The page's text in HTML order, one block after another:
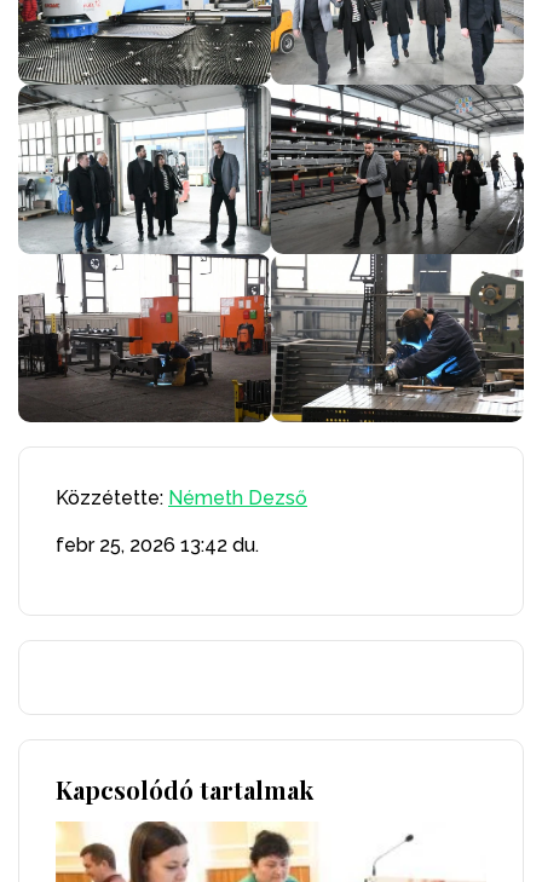
Közzétette: Németh Dezső
febr 25, 2026 13:42 du.
Kapcsolódó tartalmak